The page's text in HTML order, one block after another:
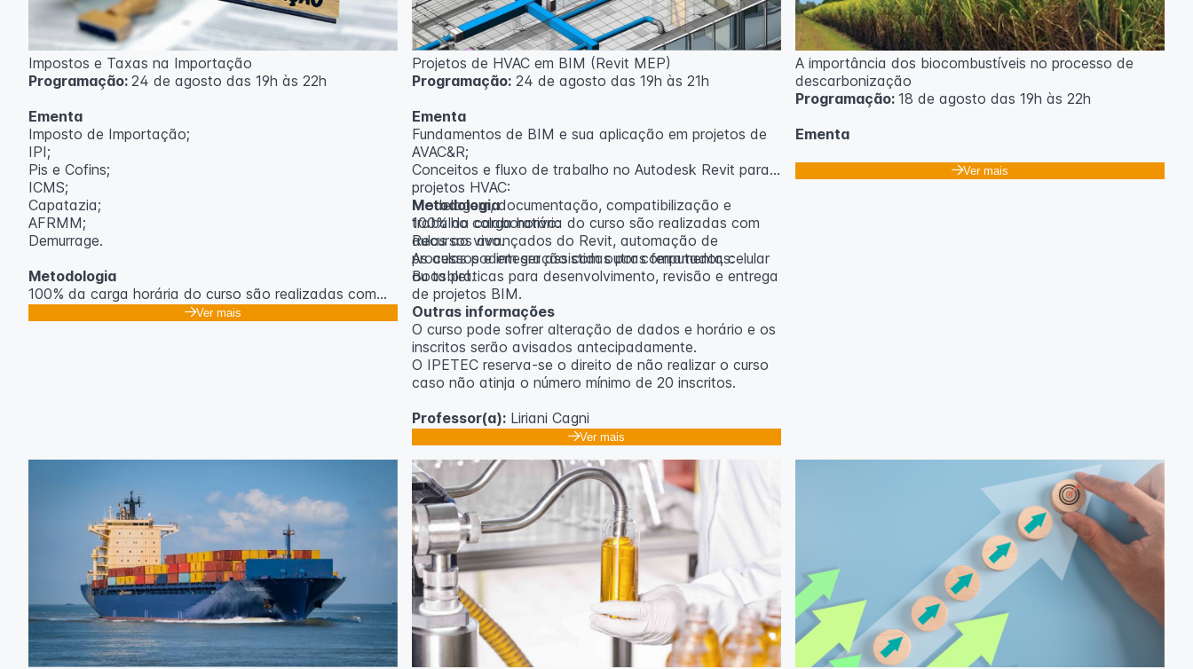
Impostos e Taxas na Importação
Programação: 24 de agosto das 19h às 22h
Ementa
Imposto de Importação;
IPI;
Pis e Cofins;
ICMS;
Capatazia;
AFRMM;
Demurrage.
Metodologia
100% da carga horária do curso são realizadas com
Gabriel Damasceno
Ver mais
Projetos de HVAC em BIM (Revit MEP)
Programação:24 de agosto das 19h às 21h
Ementa
Fundamentos de BIM e sua aplicação em projetos de
AVAC&R;
Conceitos e fluxo de trabalho no Autodesk Revit para
projetos HVAC:
Modelagem, documentação, compatibilização e
trabalho colaborativo:
Recursos avançados do Revit, automação de
processos e integração com outras ferramentas:
Boas práticas para desenvolvimento, revisão e entrega
de projetos BIM.
Metodologia
100% da carga horária do curso são realizadas com
aulas ao vivo.
As aulas podem ser assistidas por computador, celular
ou tablet.
Outras informações
O curso pode sofrer alteração de dados e horário e os
inscritos serão avisados ​​antecipadamente.
O IPETEC reserva-se o direito de não realizar o curso
caso não atinja o número mínimo de 20 inscritos.
Professor(a):Liriani Cagni
Ver mais
A importância dos biocombustíveis no processo de
descarbonização
Programação: 18 de agosto das 19h às 22h
Ementa
Classificação dos biocombustíveis. Culturas para
O curso pode sofrer alteração de dados e horário e os
inscritos serão avisados ​​antecipadamente.
O IPETEC reserva-se o direito de não realizar o curso
caso não atinja o número mínimo de 20 inscritos.
Professora:Rosana Ravaglia
Ver mais